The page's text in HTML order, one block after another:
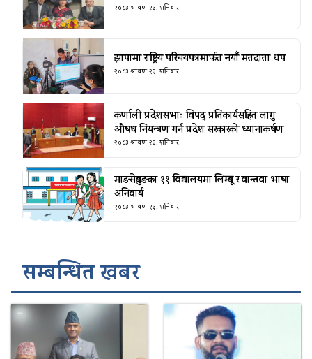
२०८३ श्रावण २३, शनिबार
झापामा राष्ट्रिय परिचयपत्रमार्फत नयाँ मतदाता थप
२०८३ श्रावण २३, शनिबार
कर्णाली प्रदेशसभाः विपद् प्रतिकार्यसहित लागु
औषध नियन्त्रण गर्न प्रदेश सरकारको ध्यानाकर्षण
२०८३ श्रावण २३, शनिबार
माङसेबुङका ११ विद्यालयमा लिम्बू र वान्तवा भाषा
अनिवार्य
२०८३ श्रावण २३, शनिबार
सम्बन्धित खबर